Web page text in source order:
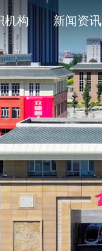
现任领导
机构 新闻资讯
院部风采
石职印象
政育人
创教育
青团工作
创新服务平台
业专题
主动公开清单目录